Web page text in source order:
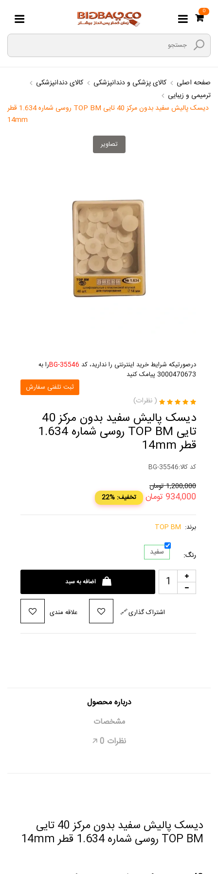
0
صفحه اصلی کالای پزشکی و دندانپزشکی
کالای دندانپزشکی
ترمیمی و زیبایی
دیسک پالیش سفید بدون مرکز 40 تایی TOP BM روسی شماره 1.634 قطر
14mm
تصاویر
درصورتیکه شرایط خرید اینترنتی را ندارید، کد BG-35546را به
3000470673 پیامک کنید
ثبت تلفنی سفارش
( نظرات)
دیسک پالیش سفید بدون مرکز 40
تایی TOP BM روسی شماره 1.634
قطر 14mm
کد کالا:BG-35546
1,200,000تومان
934,000 تومان 22% :تخفیف
برند: TOP BM
رنگ: سفید
اضافه به سبد
علاقه مندی 🔗اشتراک گذاری
درباره محصول
مشخصات
نظرات 0
🡥
دیسک پالیش سفید بدون مرکز 40 تایی
TOP BM روسی شماره 1.634 قطر 14mm